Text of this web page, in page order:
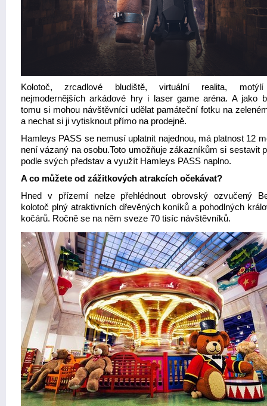
Kolotoč, zrcadlové bludiště, virtuální realita,
nejmodernějších arkádové hry i laser game aréna. A jako
tomu si mohou návštěvníci udělat památeční fotku na
a nechat si ji vytisknout přímo na prodejně.
Hamleys PASS se nemusí uplatnit najednou, má platnost 12
není vázaný na osobu.Toto umožňuje zákazníkům si sestavit
podle svých představ a využít Hamleys PASS naplno.
A co můžete od zážitkových atrakcích očekávat?
Hned v přízemí nelze přehlédnout obrovský ozvučený
kolotoč plný atraktivních dřevěných koníků a pohodlných
kočárů. Ročně se na něm sveze 70 tisíc návštěvníků.